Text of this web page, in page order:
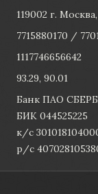
119002 г.
7715880170 /
1117746656642
93.29, 90.01
Банк ПАО
БИК 044525225
к/с
р/с